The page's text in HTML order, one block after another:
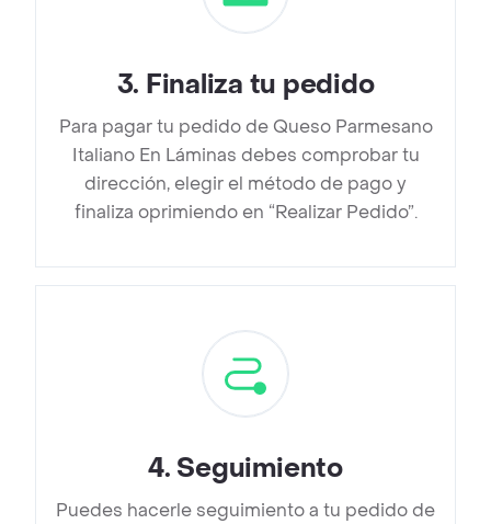
3. Finaliza tu pedido
Para pagar tu pedido de Queso Parmesano
Italiano En Láminas debes comprobar tu
dirección, elegir el método de pago y
finaliza oprimiendo en “Realizar Pedido”.
4. Seguimiento
Puedes hacerle seguimiento a tu pedido de